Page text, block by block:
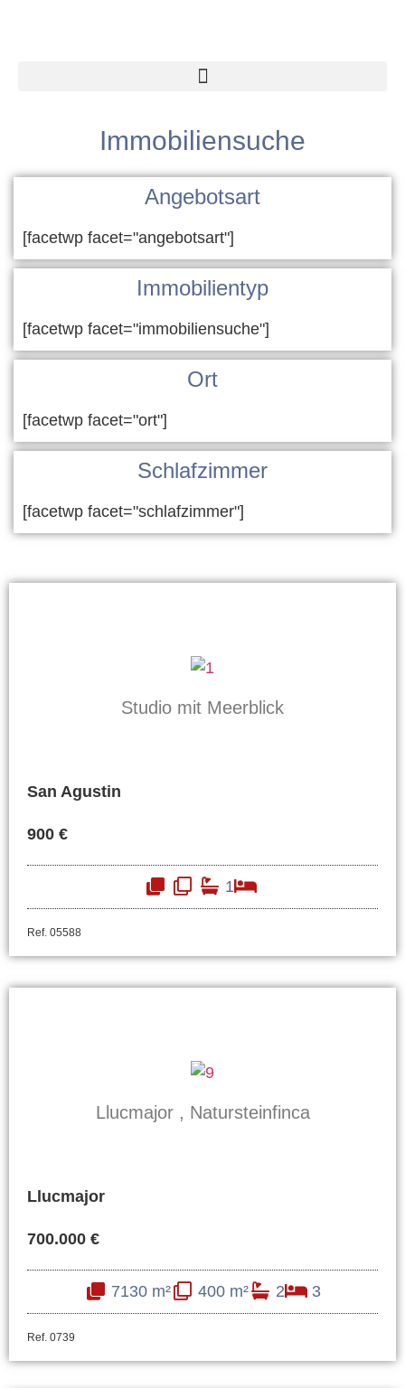
Immobiliensuche
Angebotsart
[facetwp facet="angebotsart"]
Immobilientyp
[facetwp facet="immobiliensuche"]
Ort
[facetwp facet="ort"]
Schlafzimmer
[facetwp facet="schlafzimmer"]
Studio mit Meerblick
San Agustin
900 €
1
Ref. 05588
Llucmajor , Natursteinfinca
Llucmajor
700.000 €
7130 m² 400 m² 2 3
Ref. 0739